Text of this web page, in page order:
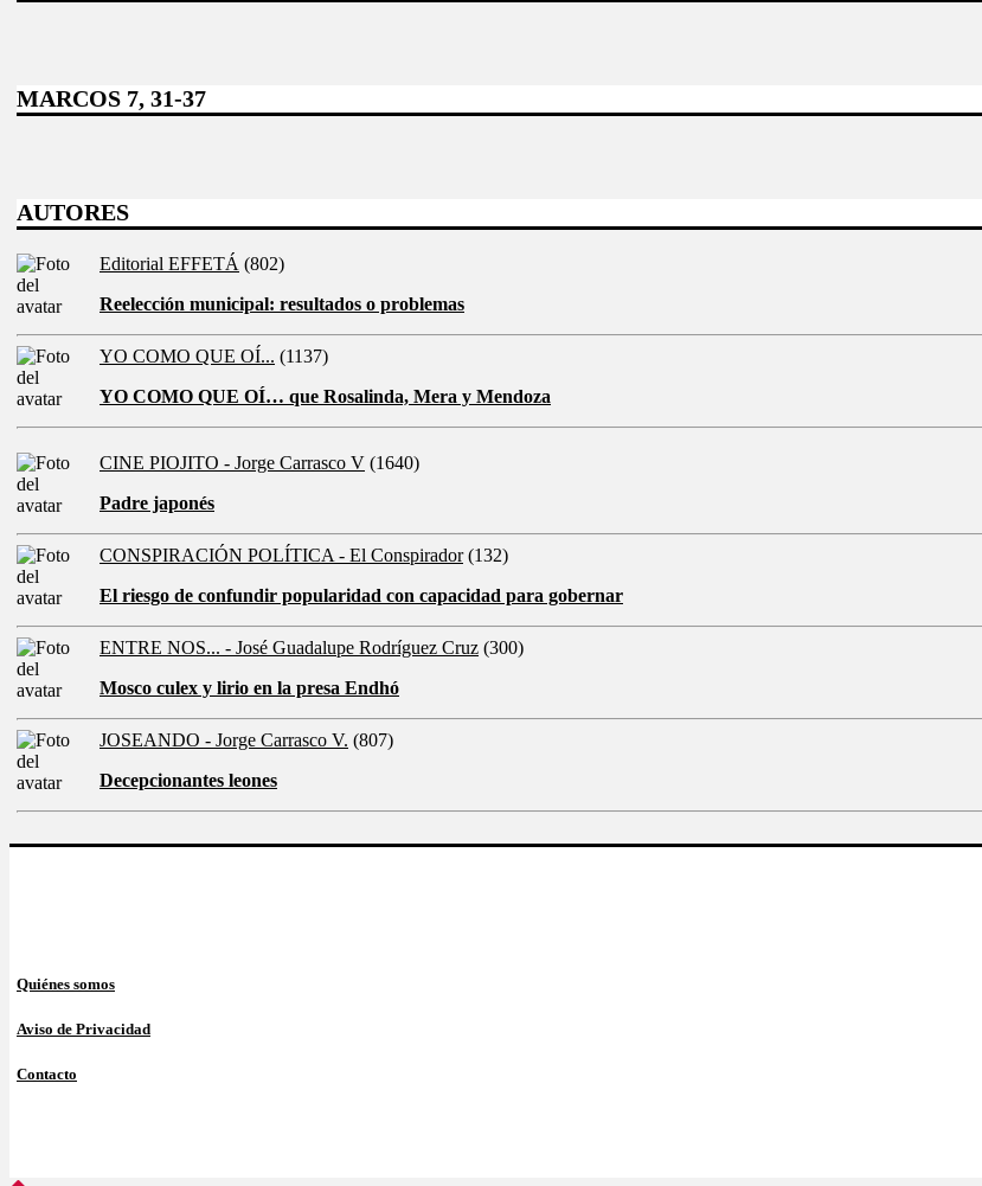
MARCOS 7, 31-37
AUTORES
Editorial EFFETÁ (802)
Reelección municipal: resultados o problemas
YO COMO QUE OÍ... (1137)
YO COMO QUE OÍ… que Rosalinda, Mera y Mendoza
CINE PIOJITO - Jorge Carrasco V (1640)
Padre japonés
CONSPIRACIÓN POLÍTICA - El Conspirador(132)
El riesgo de confundir popularidad con capacidad para gobernar
ENTRE NOS... - José Guadalupe Rodríguez Cruz (300)
Mosco culex y lirio en la presa Endhó
JOSEANDO - Jorge Carrasco V. (807)
Decepcionantes leones
Quiénes somos
Aviso de Privacidad
Contacto